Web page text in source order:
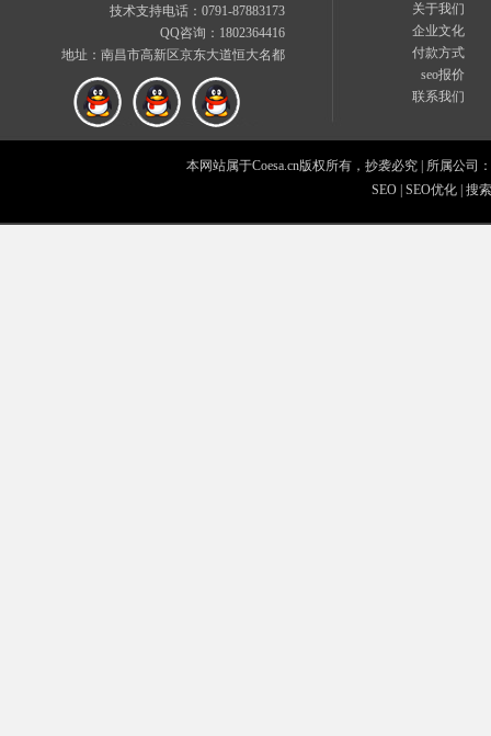
技术支持电话：0791-87883173
QQ咨询：1802364416
地址：南昌市高新区京东大道恒大名都
关于我们
企业文化
付款方式
seo报价
联系我们
本网站属于Coesa.cn版权所有，抄袭必究
所属公司
SEO SEO优化 搜